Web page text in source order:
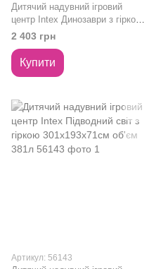
Дитячий надувний ігровий
центр Intex Динозаври з гіркою
та кульками 249х191х18см
об'єм 216л 57444
2 403 грн
Купити
Артикул: 56143